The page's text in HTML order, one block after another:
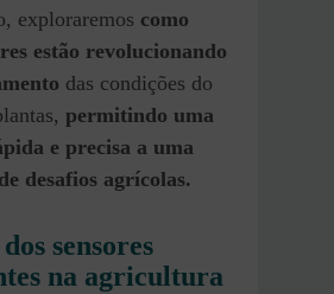
exploraremos como
estão revolucionando
das condições do
permitindo uma
e precisa a uma
desafios agrícolas.
sensores
na agricultura